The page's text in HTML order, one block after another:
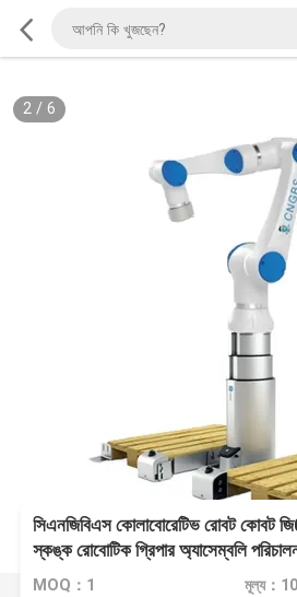
2/ 6
সিএনজিবিএস কোলাবোরেটিভ রোবট কোবট
স্কঙ্ক রোবোটিক গ্রিপার অ্যাসেম্বলি
MOQ：1 মূল্য：